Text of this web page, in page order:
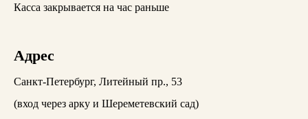
Касса закрывается на час раньше
Адрес
Санкт-Петербург, Литейный пр., 53
(вход через арку и Шереметевский сад)